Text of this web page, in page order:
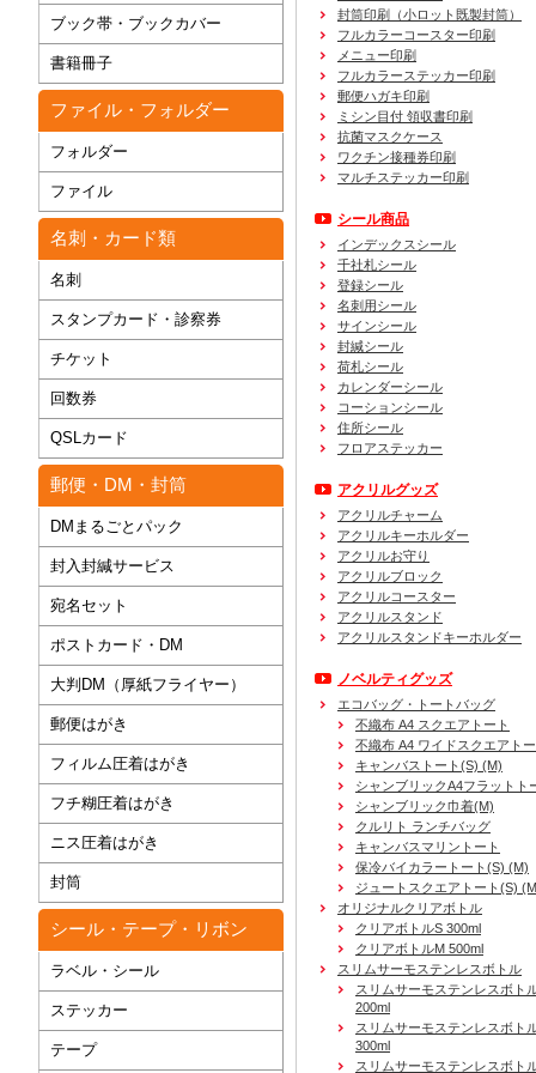
ブック帯・ブックカバー
書籍冊子
ファイル・フォルダー
フォルダー
ファイル
名刺・カード類
名刺
スタンプカード・診察券
チケット
回数券
QSLカード
郵便・DM・封筒
DMまるごとパック
封入封緘サービス
宛名セット
ポストカード・DM
大判DM（厚紙フライヤー）
郵便はがき
フィルム圧着はがき
フチ糊圧着はがき
ニス圧着はがき
封筒
シール・テープ・リボン
ラベル・シール
ステッカー
テープ
封筒印刷
（小ロット既製封筒）
フルカラーコースター印刷
メニュー印刷
フルカラーステッカー印刷
郵便ハガキ印刷
ミシン目付 領収書印刷
抗菌マスクケース
ワクチン接種券印刷
マルチステッカー印刷
シール商品
インデックスシール
千社札シール
登録シール
名刺用シール
サインシール
封緘シール
荷札シール
カレンダーシール
コーションシール
住所シール
フロアステッカー
アクリルグッズ
アクリルチャーム
アクリルキーホルダー
アクリルお守り
アクリルブロック
アクリルコースター
アクリルスタンド
アクリルスタンドキーホルダー
ノベルティグッズ
エコバッグ・トートバッグ
不織布 A4 スクエアトート
不織布 A4 ワイドスクエアト
キャンバストート(S) (M)
シャンブリックA4フラットト
シャンブリック巾着(M)
クルリト ランチバッグ
キャンバスマリントート
保冷バイカラートート(S) (M)
ジュートスクエアトート(S)
オリジナルクリアボトル
クリアボトルS 300ml
クリアボトルM 500ml
スリムサーモステンレスボトル
スリムサーモステンレスボト
200ml
スリムサーモステンレスボト
300ml
スリムサーモステンレスボト